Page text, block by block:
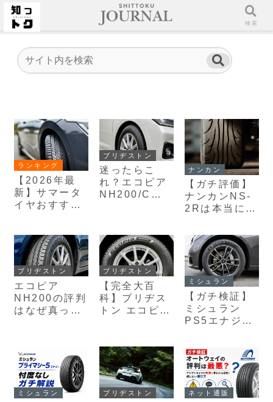
ランキング
【2026年最
新】サマータ
イヤおすすめ
分かった「迷
ったらこれ」
が必ず見つか
る
ブリヂストン
迷ったらこ
れ？エコピア
NH200/Cの
い方
ナンカン
【ガチ評価】
ナンカンNS-
2Rは本当に使
デメリットと
トレッドウェ
アの正しい選
び方を徹底解
説
ブリヂストン
エコピア
NH200の評判
はなぜ真っ二
体を本音で解
説
ブリヂストン
【完全大百
科】ブリヂス
トン エコピア
評判・価格・
ライバル比較
のすべて
ミシュラン
【ガチ検証】
ミシュラン
PS5エナジー
ハイブリッ
ド/BEVオーナ
ーに推す理由
を徹底解説！
ミシュラン ブリヂストン ネット通販
ホーム 検索